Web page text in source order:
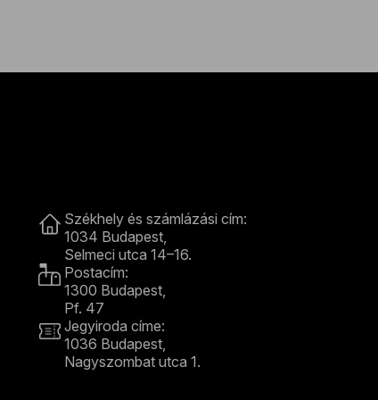
Székhely és számlázási cím:
1034 Budapest,
Selmeci utca 14–16.
Postacím:
1300 Budapest,
Pf. 47
Jegyiroda címe:
1036 Budapest,
Nagyszombat utca 1.